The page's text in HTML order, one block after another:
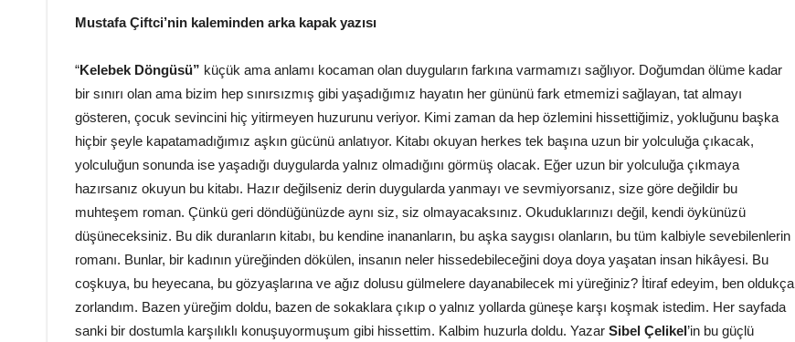
Mustafa Çiftci’nin kaleminden arka kapak yazısı
“Kelebek Döngüsü” küçük ama anlamı kocaman olan duyguların farkına varmamızı sağlıyor. Doğumdan ölüme kadar
bir sınırı olan ama bizim hep sınırsızmış gibi yaşadığımız hayatın her gününü fark etmemizi sağlayan, tat almayı
gösteren, çocuk sevincini hiç yitirmeyen huzurunu veriyor. Kimi zaman da hep özlemini hissettiğimiz, yokluğunu başka
hiçbir şeyle kapatamadığımız aşkın gücünü anlatıyor. Kitabı okuyan herkes tek başına uzun bir yolculuğa çıkacak,
yolculuğun sonunda ise yaşadığı duygularda yalnız olmadığını görmüş olacak. Eğer uzun bir yolculuğa çıkmaya
hazırsanız okuyun bu kitabı. Hazır değilseniz derin duygularda yanmayı ve sevmiyorsanız, size göre değildir bu
muhteşem roman. Çünkü geri döndüğünüzde aynı siz, siz olmayacaksınız. Okuduklarınızı değil, kendi öykünüzü
düşüneceksiniz. Bu dik duranların kitabı, bu kendine inananların, bu aşka saygısı olanların, bu tüm kalbiyle sevebilenlerin
romanı. Bunlar, bir kadının yüreğinden dökülen, insanın neler hissedebileceğini doya doya yaşatan insan hikâyesi. Bu
coşkuya, bu heyecana, bu gözyaşlarına ve ağız dolusu gülmelere dayanabilecek mi yüreğiniz? İtiraf edeyim, ben oldukça
zorlandım. Bazen yüreğim doldu, bazen de sokaklara çıkıp o yalnız yollarda güneşe karşı koşmak istedim. Her sayfada
sanki bir dostumla karşılıklı konuşuyormuşum gibi hissettim. Kalbim huzurla doldu. Yazar Sibel Çelikel’in bu güçlü